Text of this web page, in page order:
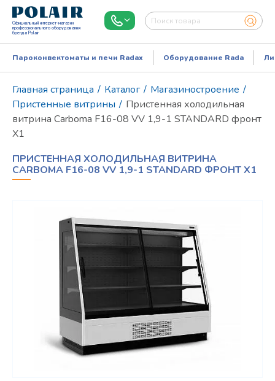
Официальный интернет-магазин
профессионального оборудования
бренда Polair
Пароконвектоматы и печи Radax Оборудование Rada
Главная страница / Каталог / Магазиностроение /
Пристенные витрины / Пристенная холодильная
витрина Carboma F16-08 VV 1,9-1 STANDARD фронт
X1
ПРИСТЕННАЯ ХОЛОДИЛЬНАЯ ВИТРИНА
CARBOMA F16-08 VV 1,9-1 STANDARD ФРОНТ X1